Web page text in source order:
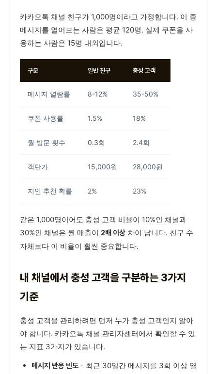
카카오톡 채널 친구가 1,000명이라고 가정합니다. 이 중
메시지를 열어보는 사람은 평균 120명. 실제 쿠폰을 사
용하는 사람은 15명 내외입니다.
구분 일반 친구 충성 고객
메시지 열람률 8-12% 35-50%
쿠폰 사용률 1.5% 18%
월 방문 횟수 0.3회 2.4회
객단가 15,000원 28,000원
지인 추천 확률 2% 23%
같은 1,000명이어도 충성 고객 비율이 10%인 채널과
30%인 채널은 월 매출이 2배 이상 차이 납니다. 친구 수
자체보다 이 비율이 훨씬 중요합니다.
내 채널에서 충성 고객을 구분하는 3가지
기준
충성 고객을 관리하려면 먼저 누가 충성 고객인지 알아
야 합니다. 카카오톡 채널 관리자센터에서 확인할 수 있
는 지표 3가지가 있습니다.
메시지 반응 빈도 - 최근 30일간 메시지를 3회 이상 열